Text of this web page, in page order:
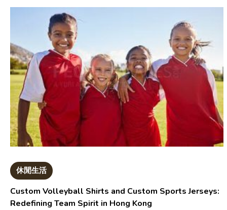
休閒生活
Custom Volleyball Shirts and Custom Sports Jerseys:
Redefining Team Spirit in Hong Kong